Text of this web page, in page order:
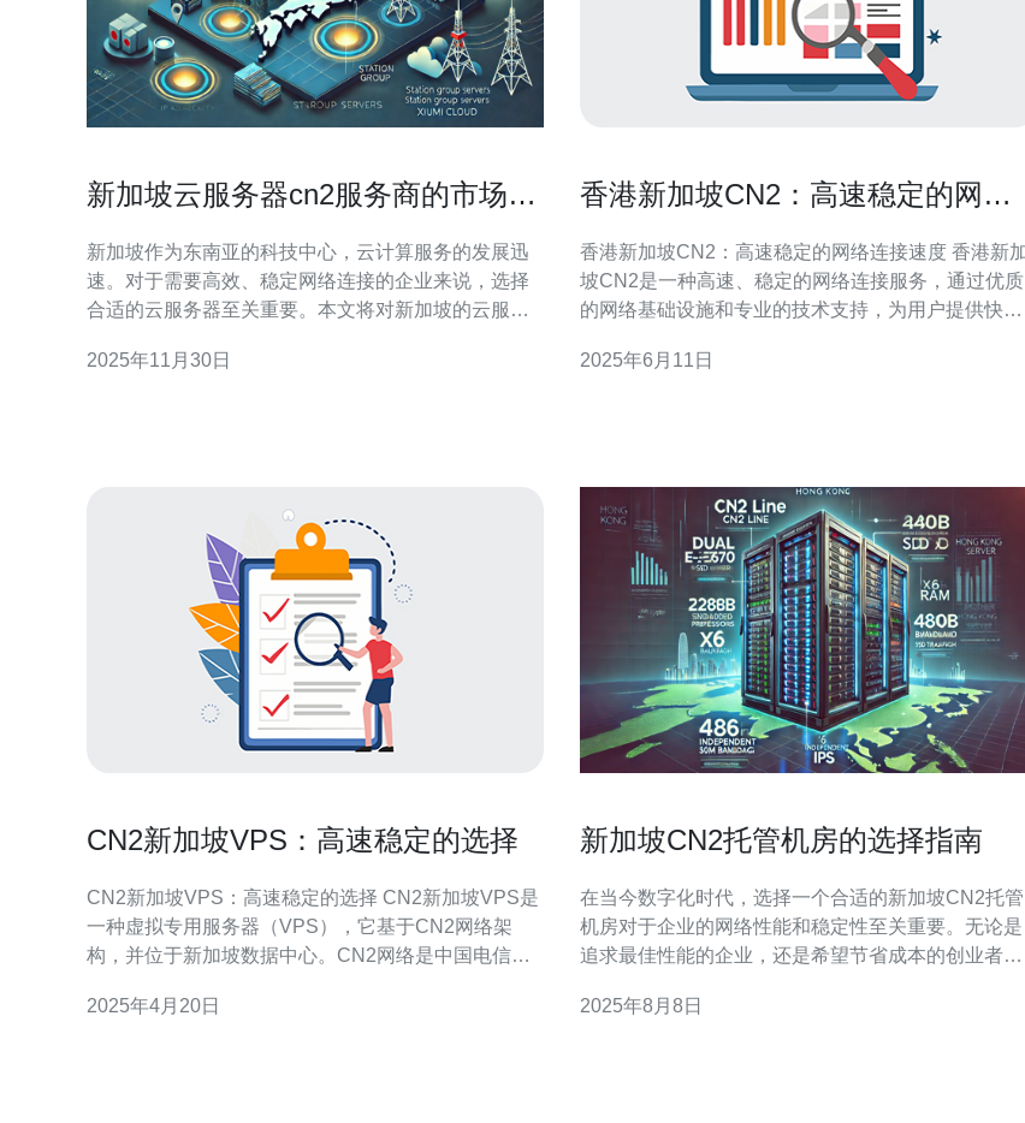
新加坡云服务器cn2服务商的市场对
新加坡作为东南亚的科技中心，云计算服务的发展迅
速。对于需要高效、稳定网络连接的企业来说，选择
合适的云服务器至关重要。本文将对新加坡的云服务
选购指南。 1. 确定需求 在选择云服务器之前，首先需
2025年11月30日
香港新加坡CN2：高速稳定的网络
香港新加坡CN2：高速稳定的网络连接速度 香港新加
坡CN2是一种高速、稳定的网络连接服务，通过优质
的网络基础设施和专业的技术支持，为用户提供快
式，香港新加坡CN2网络具有以下优势： 高速稳定：
2025年6月11日
CN2新加坡VPS：高速稳定的选择
CN2新加坡VPS：高速稳定的选择 CN2新加坡VPS是
一种虚拟专用服务器（VPS），它基于CN2网络架
构，并位于新加坡数据中心。CN2网络是中国电信推
速度和更可靠的网络稳定性。 CN2网络相比传统网络
2025年4月20日
新加坡CN2托管机房的选择指南
在当今数字化时代，选择一个合适的新加坡CN2托管
机房对于企业的网络性能和稳定性至关重要。无论是
追求最佳性能的企业，还是希望节省成本的创业者，
智的决策。本文将深入探讨新加坡的CN2托管机房，
2025年8月8日